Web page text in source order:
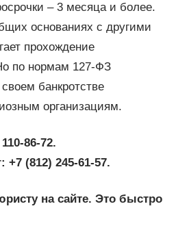
– 3 месяца и более.
основаниях с другими
прохождение
по нормам 127-ФЗ
банкротстве
организациям.
86-72.
+7 (812) 245-61-57.
на сайте. Это быстро